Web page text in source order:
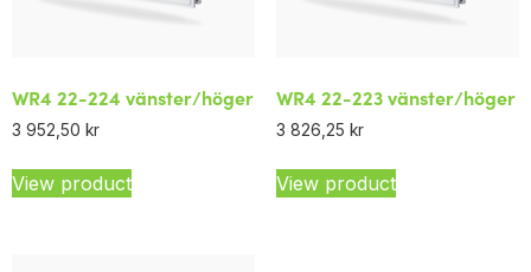
WR4 22-224 vänster/höger
3 952,50 kr
View product
WR4 22-223 vänster/höger
3 826,25 kr
View product